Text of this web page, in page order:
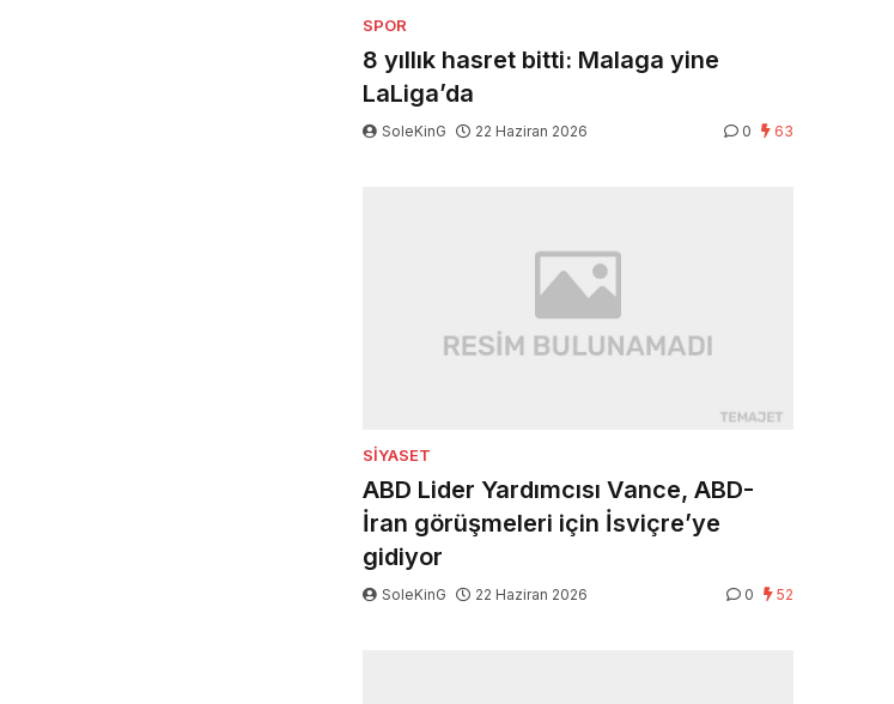
SPOR
8 yıllık hasret bitti: Malaga yine
LaLiga’da
SoleKinG 22 Haziran 2026 0 63
SIYASET
ABD Lider Yardımcısı Vance, ABD-
İran görüşmeleri için İsviçre’ye
gidiyor
SoleKinG 22 Haziran 2026 0 52